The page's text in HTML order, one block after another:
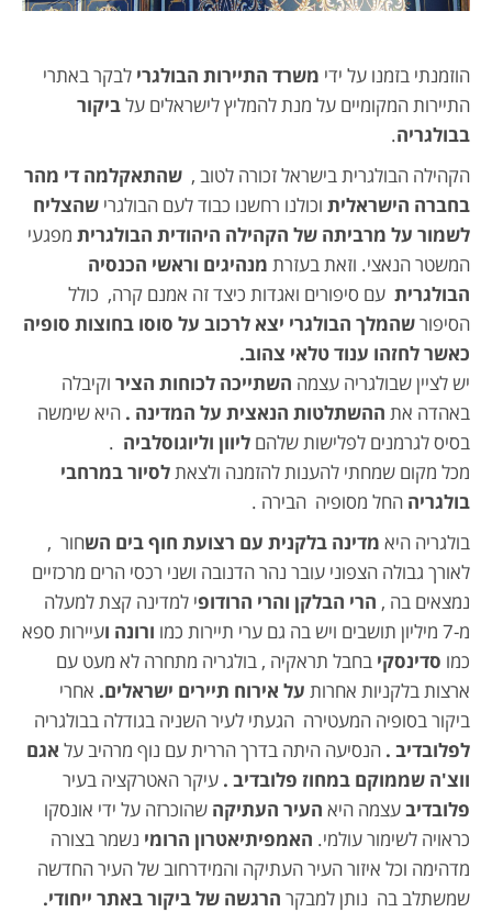
הוזמנתי בזמנו על ידי משרד התיירות הבולגרי לבקר באתרי
התיירות המקומיים על מנת להמליץ לישראלים עלביקור
בבולגריה.
הקהילה הבולגרית בישראל זכורה לטוב , שהתאקלמה די מהר
בחברה הישראלית וכולנו רחשנו כבוד לעם הבולגרי שהצליח
לשמור על מרביתה של הקהילה היהודית הבולגרית מפגעי
המשטר הנאצי. וזאת בעזרת מנהיגים וראשי הכנסיה
הבולגרית עם סיפורים ואגדות כיצד זה אמנם קרה, כולל
הסיפורשהמלך הבולגרי יצא לרכוב על סוסו בחוצות סופיה
כאשר לחזהו ענוד טלאי צהוב.
יש לציין שבולגריה עצמה השתייכה לכוחות הציר וקיבלה
באהדה את ההשתלטות הנאצית על המדינה . היא שימשה
בסיס לגרמנים לפלישות שלהם ליוון וליוגוסלביה .
מכל מקום שמחתי להענות להזמנה ולצאתלסיור במרחבי
בולגריה החל מסופיה הבירה .
בולגריה היא מדינה בלקנית עם רצועת חוף בים השחור ,
לאורך גבולה הצפוני עובר נהר הדנובה ושני רכסי הרים מרכזיים
נמצאים בה , הרי הבלקן והרי הרודופי למדינה קצת למעלה
מ-7 מיליון תושבים ויש בה גם ערי תיירות כמו
ורונה ועיירות ספא
כמו סדינסקי בחבל תראקיה , בולגריה מתחרה לא מעט עם
ארצות בלקניות אחרות על אירוח תיירים ישראלים. אחרי
ביקור בסופיה המעטירה הגעתי לעיר השניה בגודלה בבולגריה
לפלובדיב . הנסיעה היתה בדרך הררית עם נוף מרהיב על אגם
ווצ'ה שממוקם במחוז פלובדיב . עיקר האטרקציה בעיר
פלובדיבעצמה היא העיר העתיקה שהוכרזה על ידי אונסקו
כראויה לשימור עולמי. האמפיתיאטרון הרומי נשמר בצורה
מדהימה וכל איזור העיר העתיקה והמידרחוב של העיר החדשה
שמשתלב בה נותן למבקר הרגשה של ביקור באתר ייחודי.